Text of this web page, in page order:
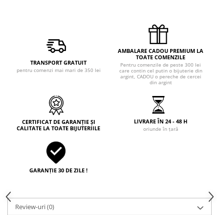
TRANSPORT GRATUIT
pentru comenzi mai mari de 350 lei
AMBALARE CADOU PREMIUM LA
TOATE COMENZILE
Pentru comenzile de peste 300 lei
care contin cel putin o bijuterie din
argint, CADOU o pereche de cercei
din argint
CERTIFICAT DE GARANȚIE ȘI
CALITATE LA TOATE BIJUTERIILE
LIVRARE ÎN 24 - 48 H
oriunde în țară
GARANȚIE 30 DE ZILE !
Review-uri(0)